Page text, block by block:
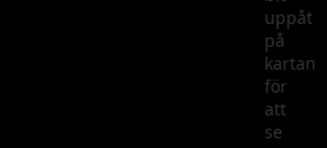
uppåt
på
kartan
för
att
se